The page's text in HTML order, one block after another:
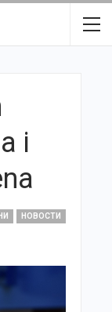
i
НОВОСТИ